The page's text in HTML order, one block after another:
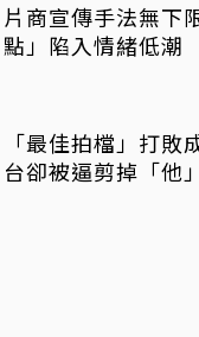
片商宣傳手法無下
點」陷入情緒低潮
「最佳拍檔」打敗
台卻被逼剪掉「他」